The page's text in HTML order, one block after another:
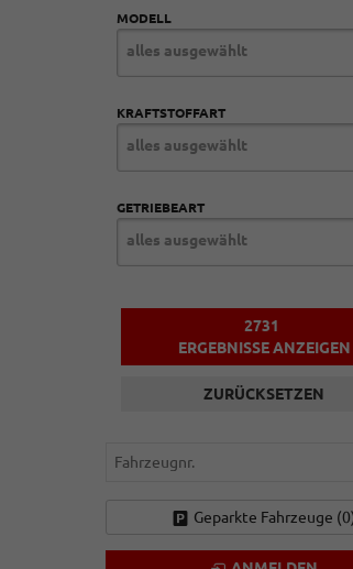
MODELL
alles ausgewählt
KRAFTSTOFFART
alles ausgewählt
GETRIEBEART
alles ausgewählt
2731
ERGEBNISSE ANZEIGEN
ZURÜCKSETZEN
Fahrzeugnr.
Geparkte Fahrzeuge (0